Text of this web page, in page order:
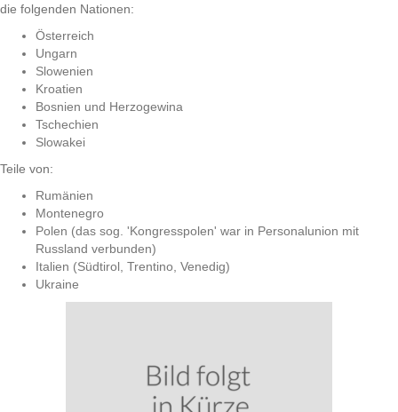
die folgenden Nationen:
Österreich
Ungarn
Slowenien
Kroatien
Bosnien und Herzogewina
Tschechien
Slowakei
Teile von:
Rumänien
Montenegro
Polen (das sog. 'Kongresspolen' war in Personalunion mit
Russland verbunden)
Italien (Südtirol, Trentino, Venedig)
Ukraine